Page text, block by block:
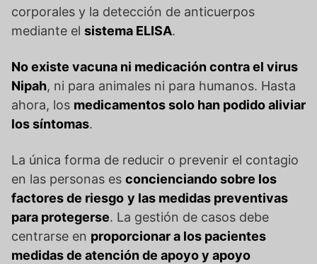
corporales y la detección de anticuerpos
mediante el sistema ELISA.
No existe vacuna ni medicación contra el virus
Nipah, ni para animales ni para humanos. Hasta
ahora, los medicamentos solo han podido aliviar
los síntomas.
La única forma de reducir o prevenir el contagio
en las personas es concienciando sobre los
factores de riesgo y las medidas preventivas
para protegerse. La gestión de casos debe
centrarse en proporcionar a los pacientes
medidas de atención de apoyo y apoyo